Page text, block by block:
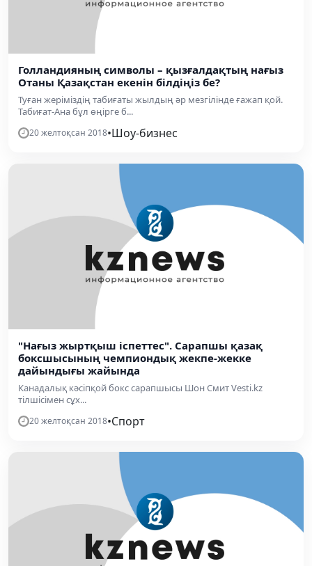
Голландияның символы – қызғалдақтың нағыз
Отаны Қазақстан екенін білдіңіз бе?
Туған жеріміздің табиғаты жылдың әр мезгілінде ғажап қой.
Табиғат-Ана бұл өңірге б...
20 желтоқсан 2018•Шоу-бизнес
"Нағыз жыртқыш іспеттес". Сарапшы қазақ
боксшысының чемпиондық жекпе-жекке
дайындығы жайында
Канадалық кәсіпқой бокс сарапшысы Шон Смит Vesti.kz
тілшісімен сұх...
20 желтоқсан 2018•Спорт